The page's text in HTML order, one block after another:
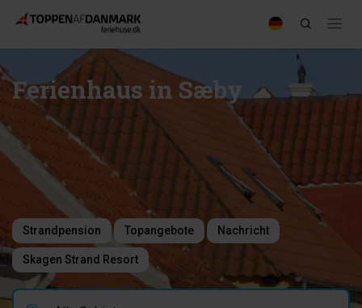
Ferienhaus in Sæby
Strandpension Topangebote Nachricht
Skagen Strand Resort